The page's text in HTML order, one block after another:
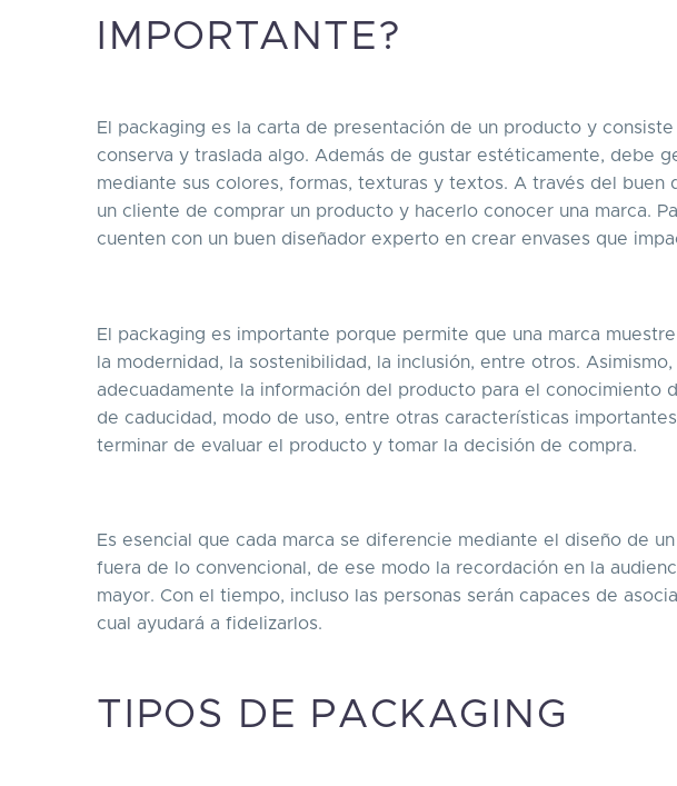
IMPORTANTE?
El packaging es la carta de presentación de un producto y
conserva y traslada algo. Además de gustar estéticamente, debe
mediante sus colores, formas, texturas y textos. A través del buen
un cliente de comprar un producto y hacerlo conocer una marca.
cuenten con un buen diseñador experto en crear envases que
El packaging es importante porque permite que una marca
la modernidad, la sostenibilidad, la inclusión, entre otros.
adecuadamente la información del producto para el conocimiento
de caducidad, modo de uso, entre otras características
terminar de evaluar el producto y tomar la decisión de compra.
Es esencial que cada marca se diferencie mediante el diseño de
fuera de lo convencional, de ese modo la recordación en la
mayor. Con el tiempo, incluso las personas serán capaces de
cual ayudará a fidelizarlos.
TIPOS DE PACKAGING